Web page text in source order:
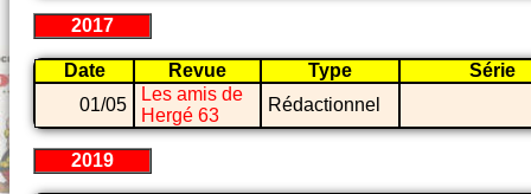
2017
Date Revue Type
Série
01/05
Les amis de
Hergé 63
Rédactionnel
2019